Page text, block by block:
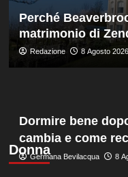
in
tre
set
Perché
matrimonio di
Redazione 8 Agosto
Donna
Dormire bene
cambia e come
Germana Bevilacqua 8